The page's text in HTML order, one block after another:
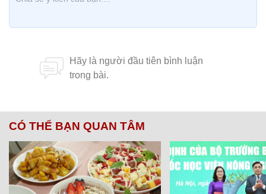
CÓ THỂ BẠN QUAN TÂM